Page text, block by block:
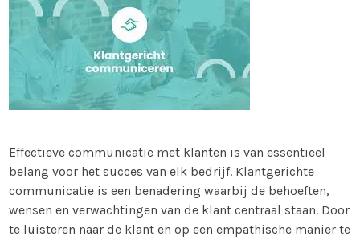
Effectieve communicatie met klanten is van essentieel
belang voor het succes van elk bedrijf. Klantgerichte
communicatie is een benadering waarbij de behoeften,
wensen en verwachtingen van de klant centraal staan. Door
te luisteren naar de klant en op een empathische manier te